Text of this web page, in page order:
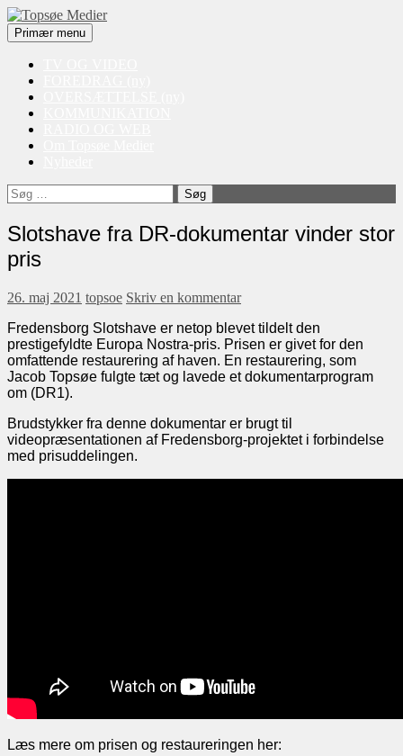
Topsøe Medier
SøgPrimær menu Videre
til
Søg
efter:
Slotshave fra DR-dokumentar vinder stor
pris
26. maj 2021 topsoe Skriv en kommentar
Fredensborg Slotshave er netop blevet tildelt den
prestigefyldte Europa Nostra-pris. Prisen er givet for den
omfattende restaurering af haven. En restaurering, som
Jacob Topsøe fulgte tæt og lavede et dokumentarprogram
om (DR1).
Brudstykker fra denne dokumentar er brugt til
videopræsentationen af Fredensborg-projektet i forbindelse
med prisuddelingen.
Læs mere om prisen og restaureringen her: